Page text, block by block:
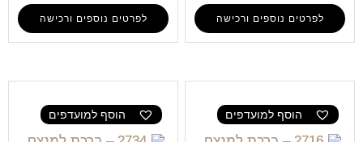
לפרטים נוספים ורכישה לפרטים נוספים ורכישה
הוסף למועדפים הוסף למועדפים